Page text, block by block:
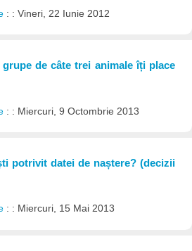
: : Vineri, 22 Iunie 2012
de câte trei animale îți place
: : Miercuri, 9 Octombrie 2013
potrivit datei de naștere? (decizii
: : Miercuri, 15 Mai 2013